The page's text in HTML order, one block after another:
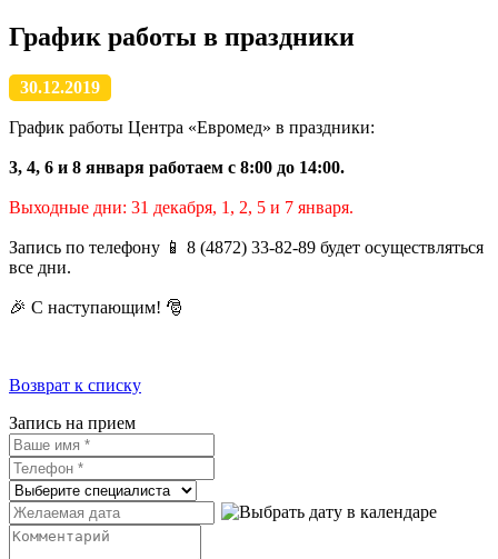
График работы в праздники
30.12.2019
График работы Центра «Евромед» в праздники:
3, 4, 6 и 8 января работаем с 8:00 до 14:00.
Выходные дни: 31 декабря, 1, 2, 5 и 7 января.
Запись по телефону 📱 8 (4872) 33-82-89 будет осуществляться
все дни.
🎉 С наступающим! 🎅
Возврат к списку
Запись на прием